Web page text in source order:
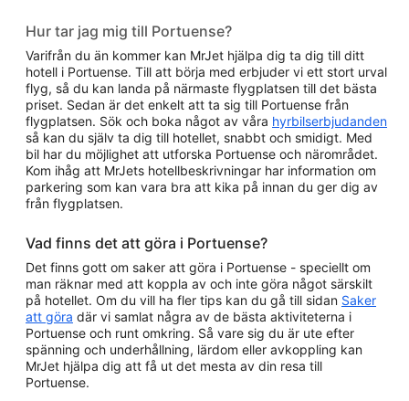
Hur tar jag mig till Portuense?
Varifrån du än kommer kan MrJet hjälpa dig ta dig till ditt
hotell i Portuense. Till att börja med erbjuder vi ett stort urval
flyg, så du kan landa på närmaste flygplatsen till det bästa
priset. Sedan är det enkelt att ta sig till Portuense från
flygplatsen. Sök och boka något av våra hyrbilserbjudanden
så kan du själv ta dig till hotellet, snabbt och smidigt. Med
bil har du möjlighet att utforska Portuense och närområdet.
Kom ihåg att MrJets hotellbeskrivningar har information om
parkering som kan vara bra att kika på innan du ger dig av
från flygplatsen.
Vad finns det att göra i Portuense?
Det finns gott om saker att göra i Portuense - speciellt om
man räknar med att koppla av och inte göra något särskilt
på hotellet. Om du vill ha fler tips kan du gå till sidan Saker
att göra där vi samlat några av de bästa aktiviteterna i
Portuense och runt omkring. Så vare sig du är ute efter
spänning och underhållning, lärdom eller avkoppling kan
MrJet hjälpa dig att få ut det mesta av din resa till
Portuense.